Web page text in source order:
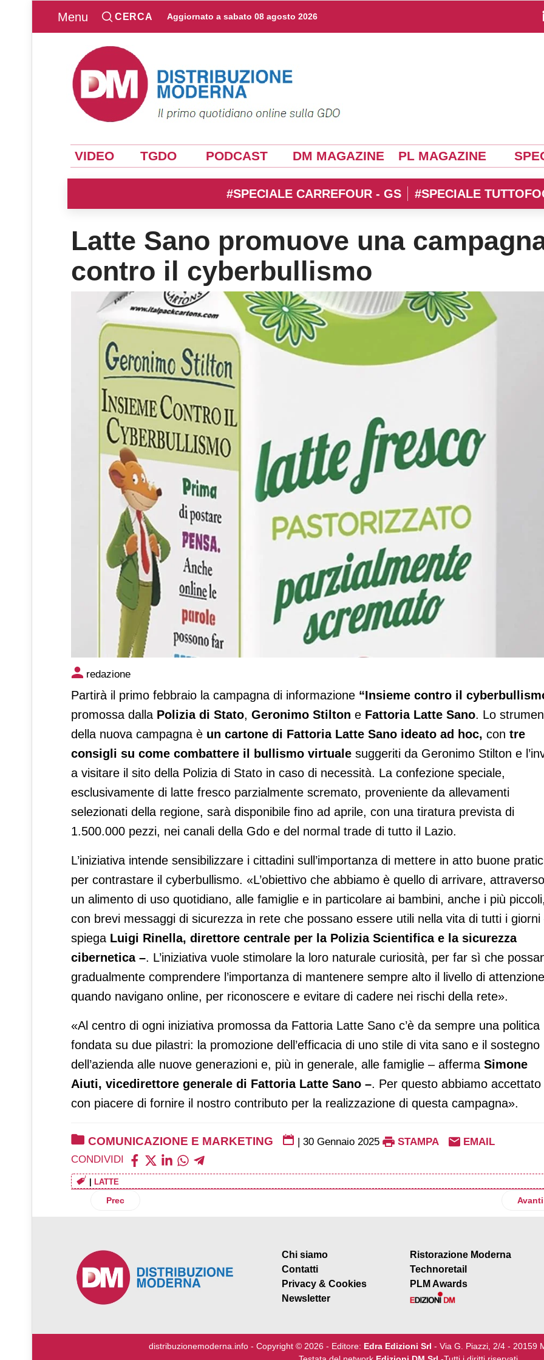
Menu CERCA Aggiornato a sabato 08 agosto 2026
VIDEO TGDO PODCAST DM MAGAZINE PL MAGAZINE
#SPECIALE CARREFOUR - GS #SPECIALE
Latte Sano promuove una
contro il cyberbullismo
Latte Sano promuove una campagna contro il cyberbullismo
redazione
Partirà il primo febbraio la campagna di informazione “Insieme contro il
promossa dalla Polizia di Stato, Geronimo Stilton e Fattoria Latte Sano. Lo
della nuova campagna è un cartone di Fattoria Latte Sano ideato ad hoc, con tre
consigli su come combattere il bullismo virtuale suggeriti da Geronimo Stilton e
a visitare il sito della Polizia di Stato in caso di necessità. La confezione speciale,
esclusivamente di latte fresco parzialmente scremato, proveniente da allevamenti
selezionati della regione, sarà disponibile fino ad aprile, con una tiratura prevista di
1.500.000 pezzi, nei canali della Gdo e del normal trade di tutto il Lazio.
L’iniziativa intende sensibilizzare i cittadini sull’importanza di mettere in atto buone
per contrastare il cyberbullismo. «L’obiettivo che abbiamo è quello di arrivare, attraverso
un alimento di uso quotidiano, alle famiglie e in particolare ai bambini, anche i più piccoli,
con brevi messaggi di sicurezza in rete che possano essere utili nella vita di tutti i giorni
spiega Luigi Rinella, direttore centrale per la Polizia Scientifica e la sicurezza
cibernetica –. L’iniziativa vuole stimolare la loro naturale curiosità, per far sì che
gradualmente comprendere l’importanza di mantenere sempre alto il livello di attenzione
quando navigano online, per riconoscere e evitare di cadere nei rischi della rete».
«Al centro di ogni iniziativa promossa da Fattoria Latte Sano c’è da sempre una politica
fondata su due pilastri: la promozione dell’efficacia di uno stile di vita sano e il sostegno
dell’azienda alle nuove generazioni e, più in generale, alle famiglie – afferma Simone
Aiuti, vicedirettore generale di Fattoria Latte Sano –. Per questo abbiamo accettato
con piacere di fornire il nostro contributo per la realizzazione di questa campagna».
COMUNICAZIONE E MARKETING | 30 Gennaio 2025 STAMPA
EMAIL
CONDIVIDI
LATTE
Articolo precedente: Air Action Vigorsol avvia una partnership con Spotify
Prec Avanti
Chi siamo
Contatti
Privacy & Cookies
Newsletter
Ristorazione Moderna
Technoretail
PLM Awards
distribuzionemoderna.info - Copyright © 2026 - Editore: Edra Edizioni Srl - Via G. Piazzi, 2/4 - 20159